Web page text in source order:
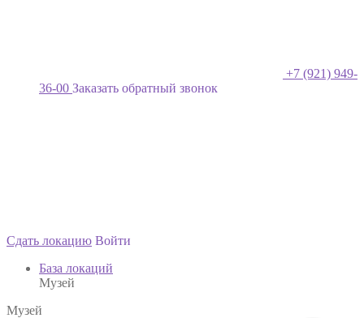
+7 (921) 949-
36-00 Заказать обратный звонок
Сдать локацию Войти
База локаций
Музей
Музей